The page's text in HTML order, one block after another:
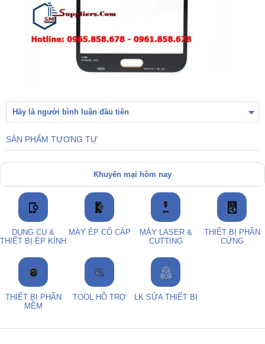
Hãy là người bình luận đầu tiên
SẢN PHẨM TƯƠNG TỰ
Khuyến mại hôm nay
DỤNG CỤ &
THIẾT BỊ ÉP KÍNH
MÁY ÉP CỔ CÁP
MÁY LASER &
CUTTING
THIẾT BỊ PHẦN
CỨNG
THIẾT BỊ PHẦN
MỀM
TOOL HỖ TRỢ LK SỬA THIẾT BỊ